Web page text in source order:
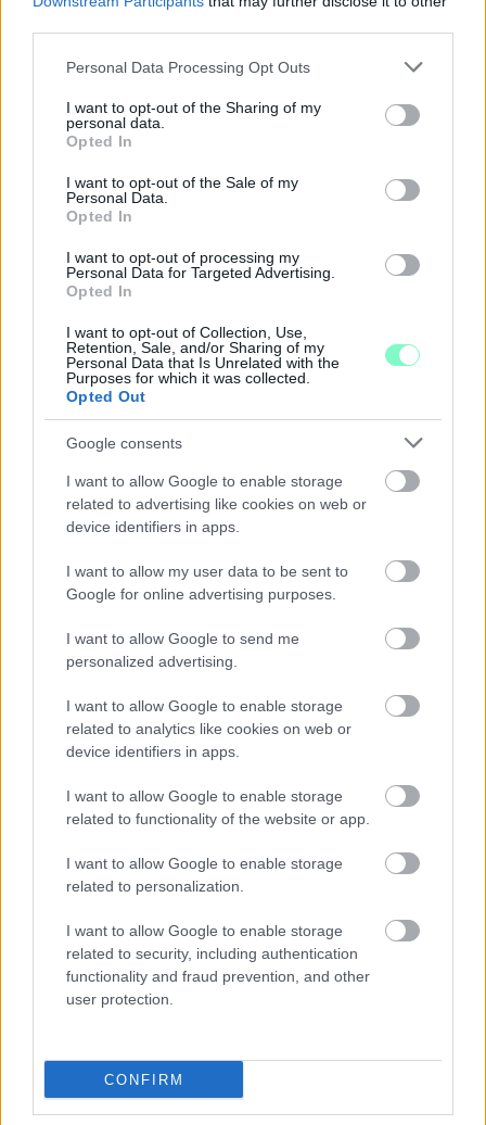
Please note that this website/app uses one or more Google
not limited to your visit or usage behaviour. You may click to
grant or deny consent to Google and its third-party tags to
use your data for below specified purposes in below Google
consent section.
Personal Data Processing Opt Outs
I want to opt-out of the Sharing of my
personal data.
Opted In
I want to opt-out of the Sale of my
Personal Data.
Opted In
I want to opt-out of processing my
Personal Data for Targeted Advertising.
Opted In
I want to opt-out of Collection, Use,
Retention, Sale, and/or Sharing of my
Personal Data that Is Unrelated with the
Purposes for which it was collected.
Opted Out
Google consents
I want to allow Google to enable storage
related to advertising like cookies on web or
device identifiers in apps.
I want to allow my user data to be sent to
Google for online advertising purposes.
I want to allow Google to send me
personalized advertising.
I want to allow Google to enable storage
related to analytics like cookies on web or
device identifiers in apps.
I want to allow Google to enable storage
related to functionality of the website or app.
I want to allow Google to enable storage
related to personalization.
I want to allow Google to enable storage
related to security, including authentication
functionality and fraud prevention, and other
user protection.
CONFIRM
Ahogy tavaszodik és a nap egyre tovább marad velünk, sokaknak
támad kedve kirándulni a természetbe.
ÖRÖMHÍR: TÍZ ÉVE NEM VOLT ILYEN ALACSONY AZ
INFLÁCIÓ MAGYARORSZÁGON
Júliusban mindössze 1,2 százalékkal emelkedtek éves
összevetésben a fogyasztói árak, miközben az élelmiszerek ára
már csökkent.
Szólj hozzá!